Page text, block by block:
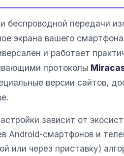
беспроводной передачи
экрана вашего
и работает
протоколы
версии сайтов,
зависит от
Android-смартфонов и
или через приставку)